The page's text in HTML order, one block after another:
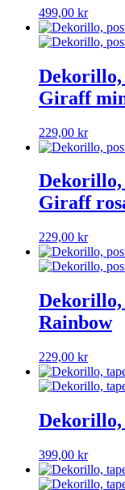
499,00 kr
Giraff
229,00 kr
Giraff
229,00 kr
Rainbow
229,00 kr
Dekorillo,
399,00 kr